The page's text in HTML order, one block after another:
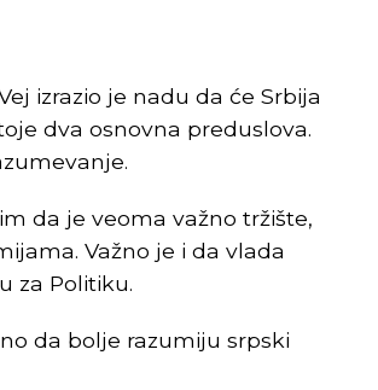
izrazio je nadu da će Srbija
dva osnovna preduslova.
da je veoma važno tržište,
Važno je i da vlada
za Politiku.
da bolje razumiju srpski